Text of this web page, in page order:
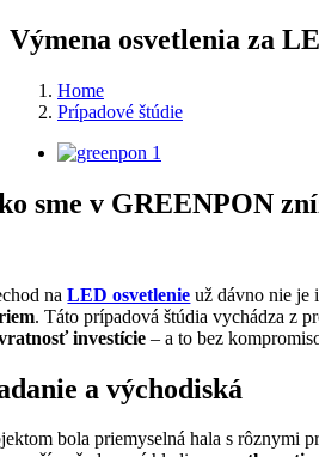
Výmena osvetlenia za
Home
Prípadové štúdie
Zobraziť
obrázok
sme v GREENPON
naLED osvetlenie už dávno nie je
. Táto prípadová štúdia vychádza z
investície – a to bez
a východiská
bola priemyselná hala s rôznymi